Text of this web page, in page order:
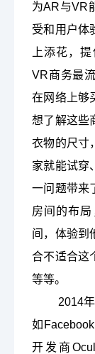
为AR与VR
受和用户体
上添花，
VR商务最
在网络上够
想了解这些
衣物的尺寸
家就能试穿
一问题带来
房间的布
间，体验到
合不适合这
等等。
2014
如
开发商